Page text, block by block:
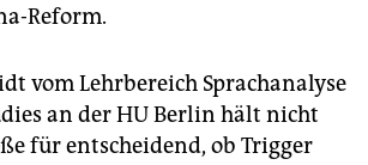
Reform.
vom Lehrbereich Sprachanalyse
an der HU Berlin hält nicht
für entscheidend, ob Trigger